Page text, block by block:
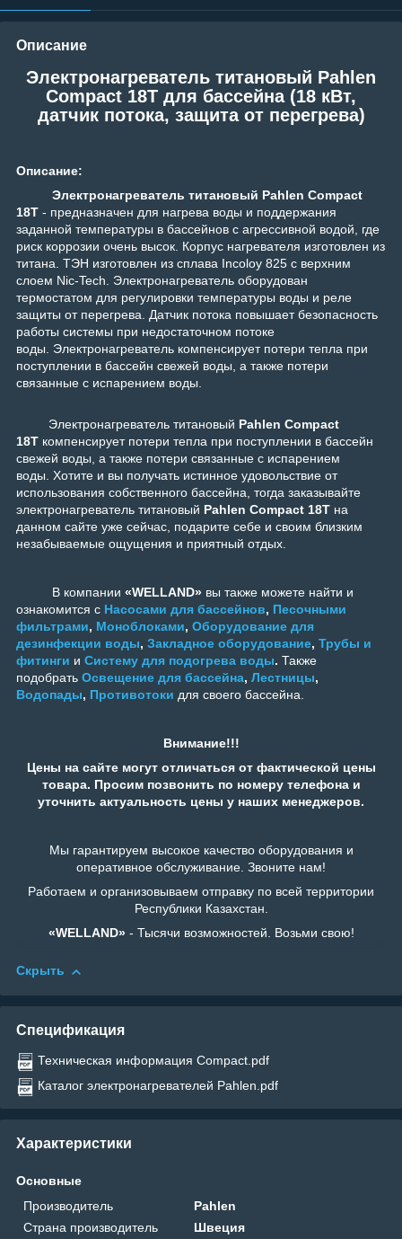
Описание
Электронагреватель титановый Pahlen
Compact 18T для бассейна (18 кВт,
датчик потока, защита от перегрева)
Описание:
Электронагреватель титановый Pahlen Compact
18T - предназначен для нагрева воды и поддержания
заданной температуры в бассейнов с агрессивной водой, где
риск коррозии очень высок. Корпус нагревателя изготовлен из
титана. ТЭН изготовлен из сплава Incoloy 825 с верхним
слоем Nic-Tech. Электронагреватель оборудован
термостатом для регулировки температуры воды и реле
защиты от перегрева. Датчик потока повышает безопасность
работы системы при недостаточном потоке
воды. Электронагреватель компенсирует потери тепла при
поступлении в бассейн свежей воды, а также потери
связанные с испарением воды.
Электронагреватель титановый Pahlen Compact
18T компенсирует потери тепла при поступлении в бассейн
свежей воды, а также потери связанные с испарением
воды. Хотите и вы получать истинное удовольствие от
использования собственного бассейна, тогда заказывайте
электронагреватель титановый Pahlen Compact 18T на
данном сайте уже сейчас, подарите себе и своим близким
незабываемые ощущения и приятный отдых.
В компании «WELLAND» вы также можете найти и
ознакомится с Насосами для бассейнов, Песочными
фильтрами, Моноблоками, Оборудование для
дезинфекции воды, Закладное оборудование, Трубы и
фитинги и Систему для подогрева воды. Также
подобрать Освещение для бассейна, Лестницы,
Водопады, Противотоки для своего бассейна.
Внимание!!!
Цены на сайте могут отличаться от фактической цены
товара. Просим позвонить по номеру телефона и
уточнить актуальность цены у наших менеджеров.
Мы гарантируем высокое качество оборудования и
оперативное обслуживание. Звоните нам!
Работаем и организовываем отправку по всей территории
Республики Казахстан.
«WELLAND»- Тысячи возможностей. Возьми свою!
Скрыть
Спецификация
Техническая информация Compact.pdf
Каталог электронагревателей Pahlen.pdf
Характеристики
Основные
Производитель
Pahlen
Страна производитель
Швеция